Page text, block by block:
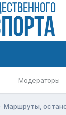
Модераторы
Маршруты,